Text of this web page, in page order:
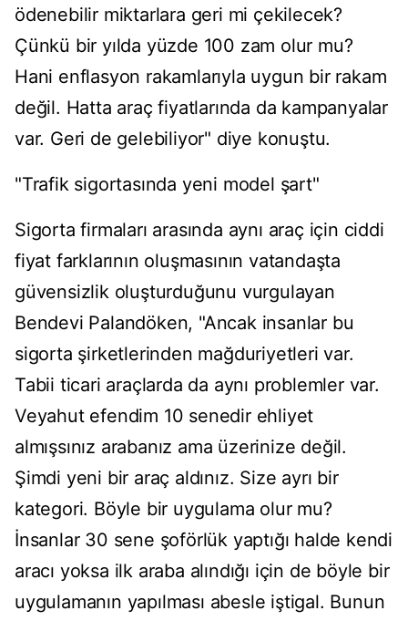
ödenebilir miktarlara geri mi çekilecek?
Çünkü bir yılda yüzde 100 zam olur mu?
Hani enflasyon rakamlarıyla uygun bir rakam
değil. Hatta araç fiyatlarında da kampanyalar
var. Geri de gelebiliyor" diye konuştu.
"Trafik sigortasında yeni model şart"
Sigorta firmaları arasında aynı araç için ciddi
fiyat farklarının oluşmasının vatandaşta
güvensizlik oluşturduğunu vurgulayan
Bendevi Palandöken, "Ancak insanlar bu
sigorta şirketlerinden mağduriyetleri var.
Tabii ticari araçlarda da aynı problemler var.
Veyahut efendim 10 senedir ehliyet
almışsınız arabanız ama üzerinize değil.
Şimdi yeni bir araç aldınız. Size ayrı bir
kategori. Böyle bir uygulama olur mu?
İnsanlar 30 sene şoförlük yaptığı halde kendi
aracı yoksa ilk araba alındığı için de böyle bir
uygulamanın yapılması abesle iştigal. Bunun